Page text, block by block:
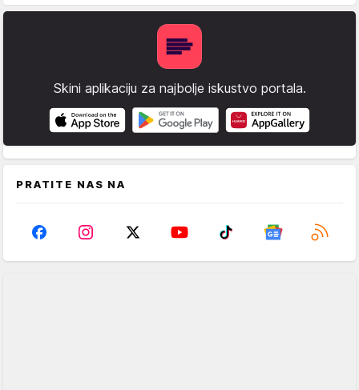
Skini aplikaciju za najbolje iskustvo portala.
PRATITE NAS NA